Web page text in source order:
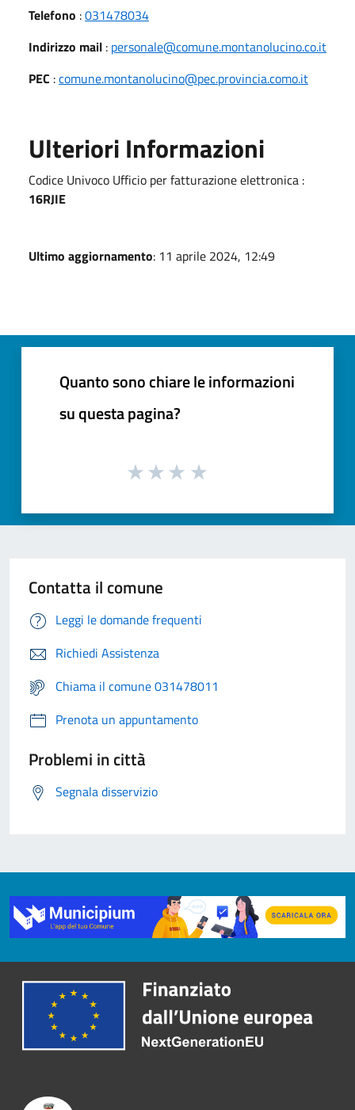
Telefono :031478034
Indirizzo mail : personale@comune.montanolucino.co.it
PEC :comune.montanolucino@pec.provincia.como.it
Ulteriori Informazioni
Codice Univoco Ufficio per fatturazione elettronica :
16RJIE
Ultimo aggiornamento: 11 aprile 2024, 12:49
Quanto sono chiare le informazioni
su questa pagina?
Contatta il comune
Leggi le domande frequenti
Richiedi Assistenza
Chiama il comune 031478011
Prenota un appuntamento
Problemi in città
Segnala disservizio